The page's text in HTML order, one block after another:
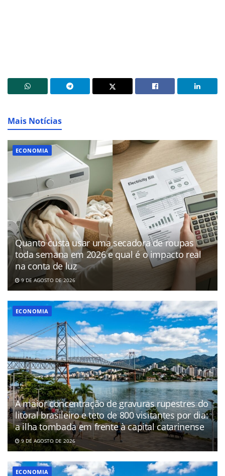
Mais Notícias
ECONOMIA
Quanto custa usar uma secadora de roupas
toda semana em 2026 e qual é o impacto real
na conta de luz
9 DE AGOSTO DE 2026
ECONOMIA
A maior concentração de gravuras rupestres do
litoral brasileiro e teto de 800 visitantes por dia:
a ilha tombada em frente à capital catarinense
9 DE AGOSTO DE 2026
ECONOMIA